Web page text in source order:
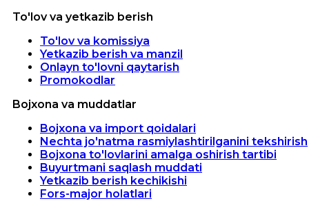
To'lov va yetkazib berish
To'lov va komissiya
Yetkazib berish va manzil
Onlayn to'lovni qaytarish
Promokodlar
Bojxona va muddatlar
Bojxona va import qoidalari
Nechta jo'natma rasmiylashtirilganini tekshirish
Bojxona to'lovlarini amalga oshirish tartibi
Buyurtmani saqlash muddati
Yetkazib berish kechikishi
Fors-major holatlari